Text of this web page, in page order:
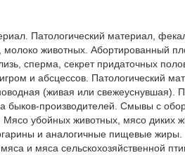
Патологический материал,
молоко животных. Абортированный
сперма, секрет придаточных
и абсцессов. Патологический
(живая или свежеуснувшая).
быков-производителей. Смывы с
Мясо убойных животных, мясо диких
и аналогичные пищевые
и мяса сельскохозяйственной